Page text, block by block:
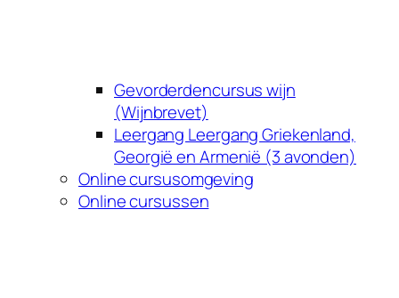
Gevorderdencursus wijn
(Wijnbrevet)
Leergang Leergang Griekenland,
Georgië en Armenië (3 avonden)
Online cursusomgeving
Online cursussen